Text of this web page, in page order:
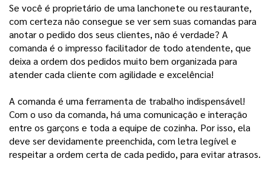
Se você é proprietário de uma lanchonete ou restaurante,
com certeza não consegue se ver sem suas comandas para
anotar o pedido dos seus clientes, não é verdade? A
comanda é o impresso facilitador de todo atendente, que
deixa a ordem dos pedidos muito bem organizada para
atender cada cliente com agilidade e excelência!
A comanda é uma ferramenta de trabalho indispensável!
Com o uso da comanda, há uma comunicação e interação
entre os garçons e toda a equipe de cozinha. Por isso, ela
deve ser devidamente preenchida, com letra legível e
respeitar a ordem certa de cada pedido, para evitar atrasos.